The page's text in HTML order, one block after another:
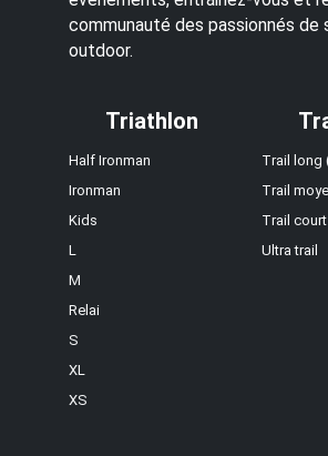
communauté des passionnés de
outdoor.
Triathlon
Half Ironman
Ironman
Kids
L
M
Relai
S
XL
XS
Trail long
Trail
Trail
Ultra trail